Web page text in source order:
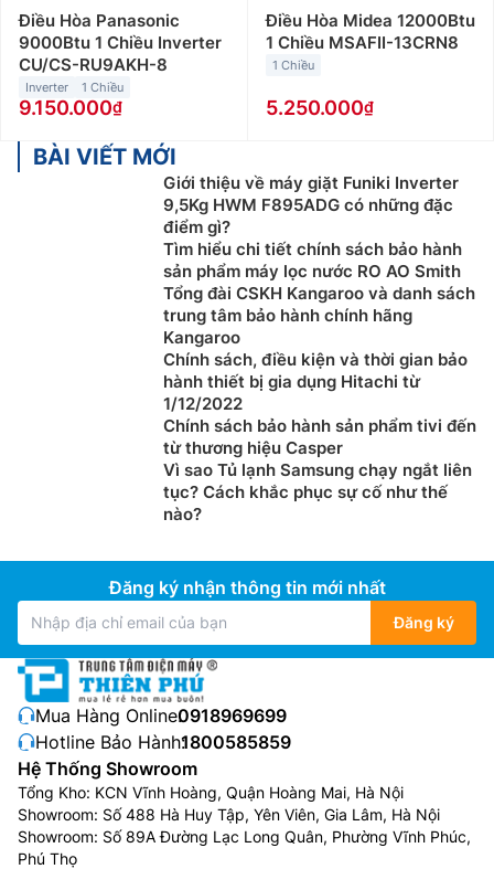
Điều Hòa Panasonic
9000Btu 1 Chiều Inverter
CU/CS-RU9AKH-8
Inverter 1 Chiều
9.150.000
Điều Hòa Midea 12000Btu
1 Chiều MSAFII-13CRN8
1 Chiều
5.250.000
BÀI VIẾT MỚI
Giới thiệu về máy giặt Funiki Inverter
9,5Kg HWM F895ADG có những đặc
điểm gì?
Tìm hiểu chi tiết chính sách bảo hành
sản phẩm máy lọc nước RO AO Smith
Tổng đài CSKH Kangaroo và danh sách
trung tâm bảo hành chính hãng
Kangaroo
Chính sách, điều kiện và thời gian bảo
hành thiết bị gia dụng Hitachi từ
1/12/2022
Chính sách bảo hành sản phẩm tivi đến
từ thương hiệu Casper
Vì sao Tủ lạnh Samsung chạy ngắt liên
tục? Cách khắc phục sự cố như thế
nào?
Đăng ký nhận thông tin mới nhất
Đăng ký
Mua Hàng Online:0918969699
Hotline Bảo Hành:1800585859
Hệ Thống Showroom
Tổng Kho: KCN Vĩnh Hoàng, Quận Hoàng Mai, Hà Nội
Showroom: Số 488 Hà Huy Tập, Yên Viên, Gia Lâm, Hà Nội
Showroom: Số 89A Đường Lạc Long Quân, Phường Vĩnh Phúc,
Phú Thọ